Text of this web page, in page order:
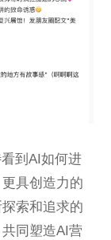
到AI如何进
具创造力的
索和追求的
同塑造AI营